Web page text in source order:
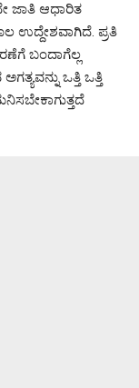
ಜಾತಿ ಆಧಾರಿತ
ಉದ್ದೇಶವಾಗಿದೆ. ಪ್ರತಿ
ಬಂದಾಗೆಲ್ಲ
ಒತ್ತಿ ಒತ್ತಿ